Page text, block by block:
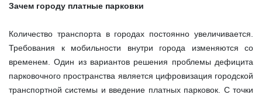
Зачем городу платные парковки
Количество транспорта в городах постоянно увеличивается.
Требования к мобильности внутри города изменяются со
временем. Один из вариантов решения проблемы дефицита
парковочного пространства является цифровизация городской
транспортной системы и введение платных парковок. С точки